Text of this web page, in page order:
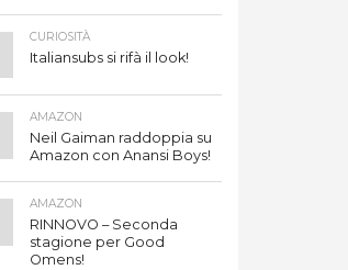
CURIOSITÀ
Italiansubs si rifà il look!
AMAZON
Neil Gaiman raddoppia su
Amazon con Anansi Boys!
AMAZON
RINNOVO – Seconda
stagione per Good
Omens!